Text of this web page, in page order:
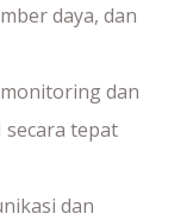
daya, dan
dan
secara tepat
dan